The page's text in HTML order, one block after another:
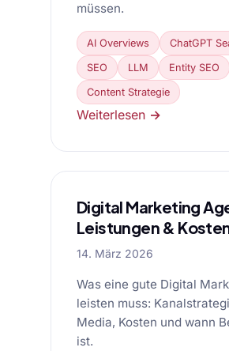
müssen.
AI Overviews ChatGPT
SEO LLM Entity SEO
Content Strategie
Weiterlesen →
Digital Marketing
Leistungen &
14. März 2026
Was eine gute Digital
leisten muss:
Media, Kosten und wann
ist.